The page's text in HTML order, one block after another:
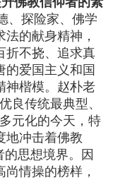
、探险家、佛学
的献身精神，
折不挠、追求真
的爱国主义和国
神楷模。赵朴老
良传统最典型、
元化的今天，特
地冲击着佛教
的思想境界。因
情操的榜样，